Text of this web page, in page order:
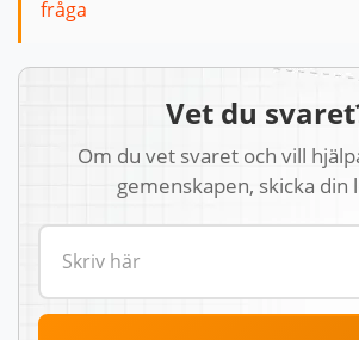
fråga
Vet du
Om du vet svaret och vill
gemenskapen, skicka din